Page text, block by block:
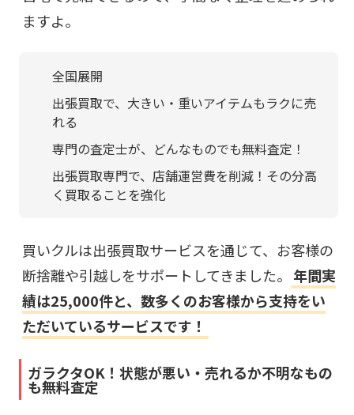
ますよ。
全国展開
出張買取で、大きい・重いアイテムもラクに売
れる
専門の査定士が、どんなものでも無料査定！
出張買取専門で、店舗運営費を削減！その分高
く買取ることを強化
買いクルは出張買取サービスを通じて、お客様の
断捨離や引越しをサポートしてきました。 年間実
績は25,000件と、数多くのお客様から支持をい
ただいているサービスです！
ガラクタOK！状態が悪い・売れるか不明なもの
も無料査定